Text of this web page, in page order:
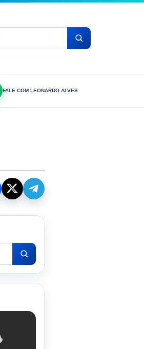
FALE COM LEONARDO ALVES